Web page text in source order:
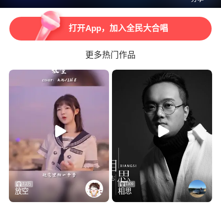
我有一个握得紧紧的拳头
我有一段让人难过的往事
叫做未来的山路
不知有谁与我一起走
我有一片充满淘气的云朵
单单飘在叫作大人的天空
四周景色是那么的孤单难堪
最好不要变得跟他们一样
我有一双不大不小的眼睛
我有一对十分灵敏的耳朵
我有一湖体验多年积攒下来的美好
不知该和谁分享
我有一湖体验多年积攒下来的美好
打开App，听更多精彩音乐
打开App，海量曲库任你唱
更多热门作品
7.2万
放空
1309
相思